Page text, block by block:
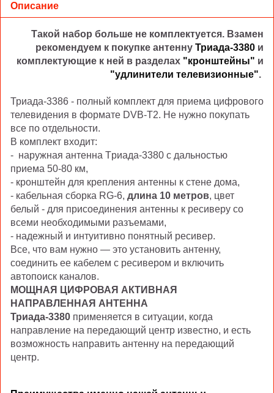
Описание
Такой набор больше не комплектуется. Взамен
рекомендуем к покупке антенну Триада-3380 и
комплектующие к ней в разделах "кронштейны" и
"удлинители телевизионные".
Триада-3386 - полный комплект для приема цифрового
телевидения в формате DVB-T2. Не нужно покупать
все по отдельности.
В комплект входит:
- наружная антенна Tриада-3380 с дальностью
приема 50-80 км,
- кронштейн для крепления антенны к стене дома,
- кабельная сборка RG-6, длина 10 метров, цвет
белый - для присоединения антенны к ресиверу со
всеми необходимыми разъемами,
- надежный и интуитивно понятный ресивер.
Все, что вам нужно — это установить антенну,
соединить ее кабелем с ресивером и включить
автопоиск каналов.
МОЩНАЯ ЦИФРОВАЯ АКТИВНАЯ
НАПРАВЛЕННАЯ АНТЕННА
Триада-3380 применяется в ситуации, когда
направление на передающий центр известно, и есть
возможность направить антенну на передающий
центр.